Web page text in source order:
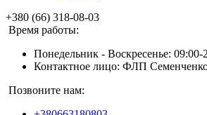
+380 (66) 318-08-03
Время работы:
Понедельник - Воскресенье: 09:00-
Контактное лицо: ФЛП
Позвоните нам: